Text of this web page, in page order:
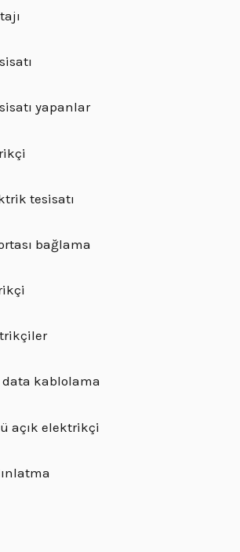
yapanlar
tesisatı
bağlama
data kablolama
açık elektrikçi